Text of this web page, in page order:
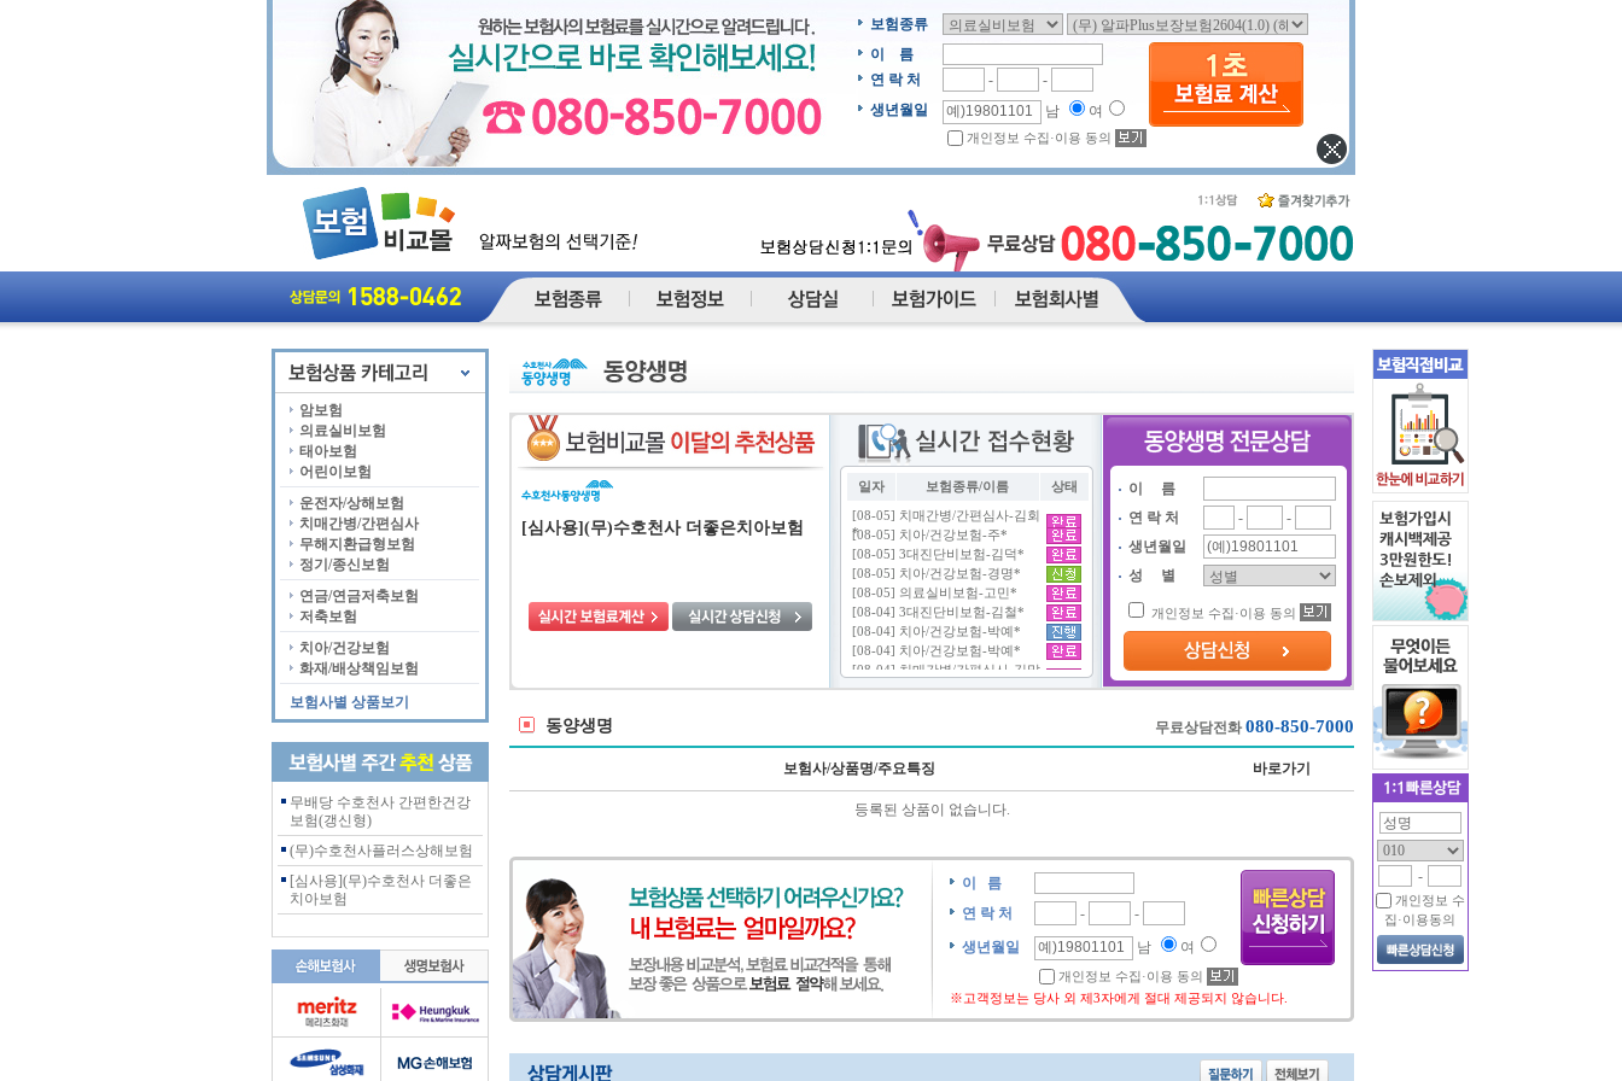
보험종류
이 름
연 락 처
-
-
생년월일
남 여
개인정보 수집·이용 동의
-
개인정보 수
집·이용동의
암보험
의료실비보험
태아보험
어린이보험
운전자/상해보험
치매간병/간편심사
무해지환급형보험
정기/종신보험
연금/연금저축보험
저축보험
치아/건강보험
화재/배상책임보험
보험사별 상품보기
무배당 수호천사 간편한건강
보험(갱신형)
(무)수호천사플러스상해보험
[심사용](무)수호천사 더좋은
치아보험
[심사용](무)수호천사 더좋은치아보험
일자 보험종류/이름 상태
이 름
연 락 처
-
-
생년월일
성 별
개인정보 수집·이용 동의
동양생명 무료상담전화 080-850-7000
보험사/상품명/주요특징 바로가기
등록된 상품이 없습니다.